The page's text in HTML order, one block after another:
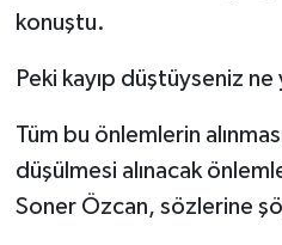
konuştu.
Peki kayıp düştüyseniz ne
Tüm bu önlemlerin
düşülmesi alınacak
Soner Özcan, sözlerine